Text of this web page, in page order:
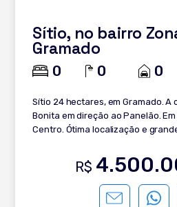
Sítio, no bairro
Gramado
0 0 0
Sítio 24 hectares, em Gramado. A caminho da Linha
Bonita em direção ao Panelão. Em
Centro. Ótima localização e grande viabilidade de
saiba mais sobre esse lindo Sítio.
R$